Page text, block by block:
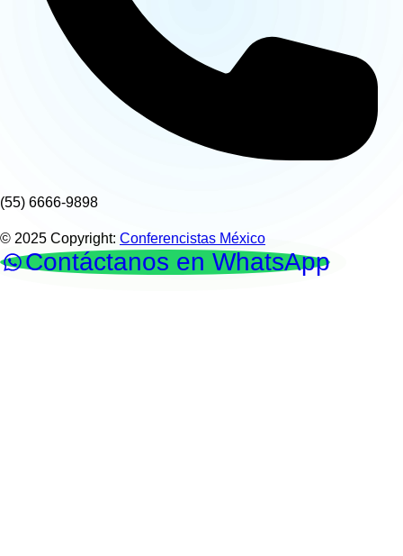
(55) 6666-9898
© 2025 Copyright: Conferencistas México
Contáctanos en WhatsApp